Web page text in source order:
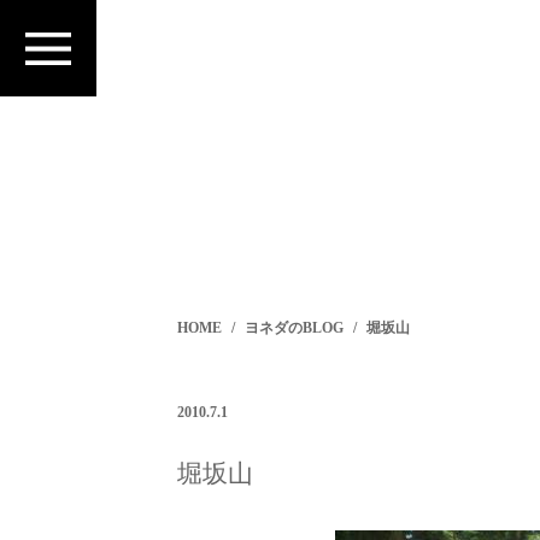
HOME ヨネダのBLOG 堀坂山
2010.7.1
堀坂山